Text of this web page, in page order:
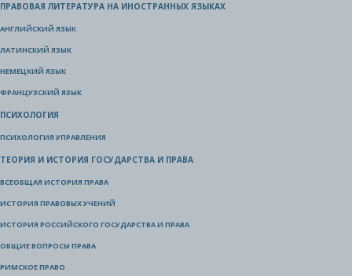
ПРАВОВАЯ ЛИТЕРАТУРА НА ИНОСТРАННЫХ ЯЗЫКАХ
АНГЛИЙСКИЙ ЯЗЫК
ЛАТИНСКИЙ ЯЗЫК
НЕМЕЦКИЙ ЯЗЫК
ФРАНЦУЗСКИЙ ЯЗЫК
ПСИХОЛОГИЯ
ПСИХОЛОГИЯ УПРАВЛЕНИЯ
ТЕОРИЯ И ИСТОРИЯ ГОСУДАРСТВА И ПРАВА
ВСЕОБЩАЯ ИСТОРИЯ ПРАВА
ИСТОРИЯ ПРАВОВЫХ УЧЕНИЙ
ИСТОРИЯ РОССИЙСКОГО ГОСУДАРСТВА И ПРАВА
ОБЩИЕ ВОПРОСЫ ПРАВА
РИМСКОЕ ПРАВО